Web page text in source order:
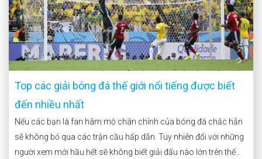
Top các giải bóng đá thế giới nổi tiếng được biết
đến nhiều nhất
Nếu các bạn là fan hâm mộ chân chính của bóng đá chắc hẳn
sẽ không bỏ qua các trận cầu hấp dẫn. Tuy nhiên đối với những
người xem mới hầu hết sẽ không biết giải đấu nào lớn trên thế